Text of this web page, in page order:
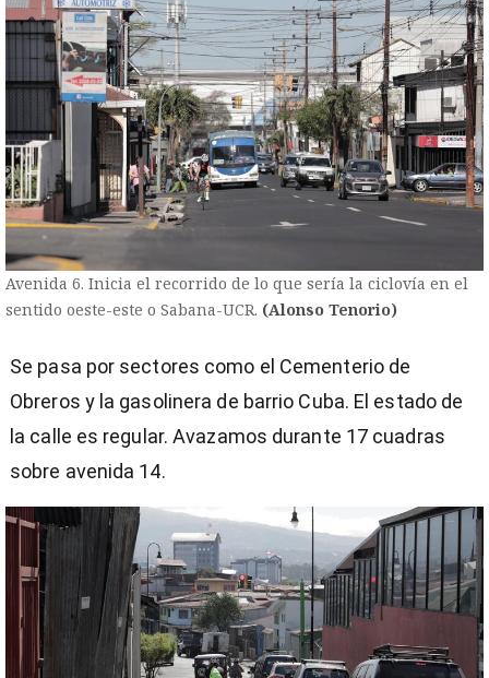
Avenida 6. Inicia el recorrido de lo que sería la ciclovía en el
sentido oeste-este o Sabana-UCR. (Alonso Tenorio)
Se pasa por sectores como el Cementerio de
Obreros y la gasolinera de barrio Cuba. El estado de
la calle es regular. Avazamos durante 17 cuadras
sobre avenida 14.